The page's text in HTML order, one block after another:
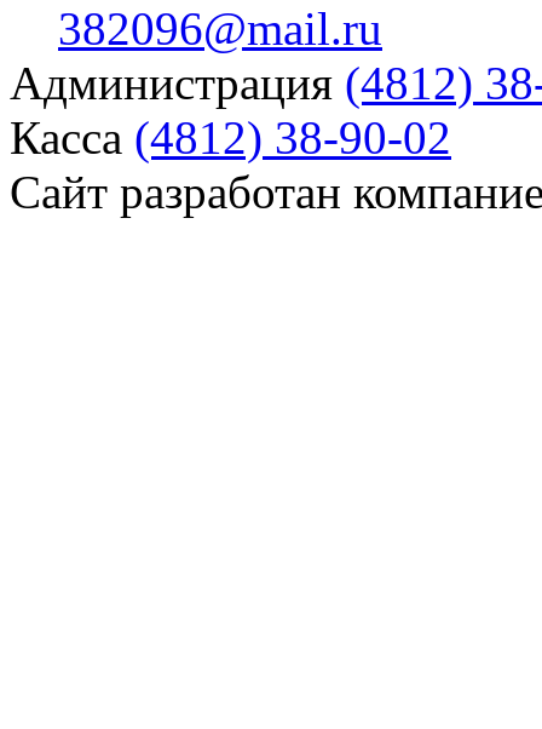
382096@mail.ru
Администрация (4812)
Касса (4812) 38-90-02
Сайт разработан